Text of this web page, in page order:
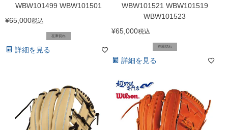
WBW101499 WBW101501
¥65,000税込
在庫切れ
詳細を見る
WBW101521 WBW101519
WBW101523
¥65,000税込
在庫切れ
詳細を見る